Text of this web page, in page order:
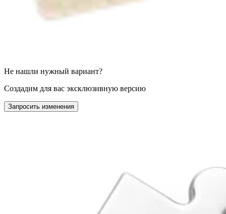
Не нашли нужный вариант?
Создадим для вас эксклюзивную версию
Запросить изменения